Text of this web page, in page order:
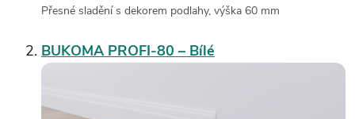
Přesné sladění s dekorem podlahy, výška 60 mm
BUKOMA PROFI-80 – Bílé